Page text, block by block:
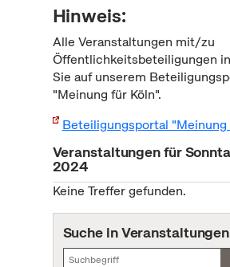
Hinweis:
Alle Veranstaltungen mit/zu
Öffentlichkeitsbeteiligungen
Sie auf unserem
"Meinung für Köln".
Beteiligungsportal "Meinung
Veranstaltungen für
2024
Keine Treffer gefunden.
Suche in Veranstaltungen